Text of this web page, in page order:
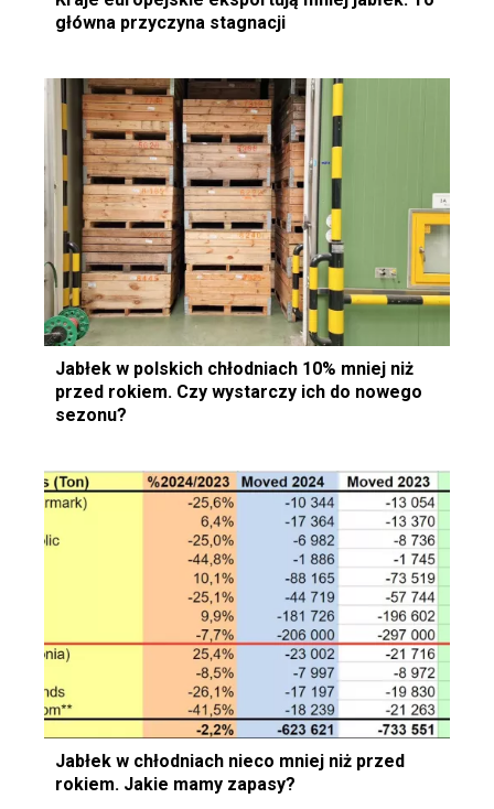
główna przyczyna stagnacji
Jabłek w polskich chłodniach 10% mniej niż
przed rokiem. Czy wystarczy ich do nowego
sezonu?
Jabłek w chłodniach nieco mniej niż przed
rokiem. Jakie mamy zapasy?